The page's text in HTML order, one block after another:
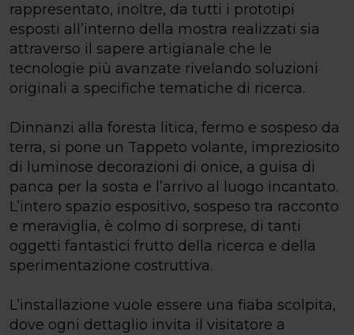
rappresentato, inoltre, da tutti i prototipi
esposti all’interno della mostra realizzati sia
attraverso il sapere artigianale che le
tecnologie più avanzate rivelando soluzioni
originali a specifiche tematiche di ricerca.
Dinnanzi alla foresta litica, fermo e sospeso da
terra, si pone un Tappeto volante, impreziosito
di luminose decorazioni di onice, a guisa di
panca per la sosta e l’arrivo al luogo incantato.
L’intero spazio espositivo, sospeso tra racconto
e meraviglia, è colmo di sorprese, di tanti
oggetti fantastici frutto della ricerca e della
sperimentazione costruttiva.
L’installazione vuole essere una fiaba scolpita,
dove ogni dettaglio invita il visitatore a